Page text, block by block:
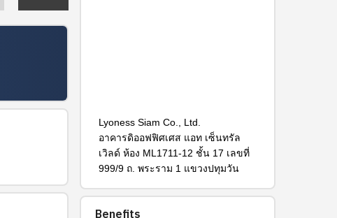
Lyoness Siam Co., Ltd.
อาคารดิออฟฟิศเศส แอท เซ็นทรัล
เวิลด์ ห้อง ML1711-12 ชั้น 17 เลขที่
999/9 ถ. พระราม 1 แขวงปทุมวัน